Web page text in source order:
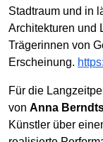
Stadtraum und in
Architekturen und
Trägerinnen von
Erscheinung.
Für die
von Anna
Künstler über